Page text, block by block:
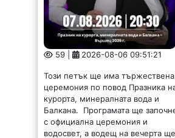
Този петък ще има тържествена
церемония по повод Празника на
курорта, минералната вода и
Балкана. Програмата ще започне
с официална церемония и
водосвет, а водещ на вечерта ще
бъде Петя Генова. След...
Ето кои са